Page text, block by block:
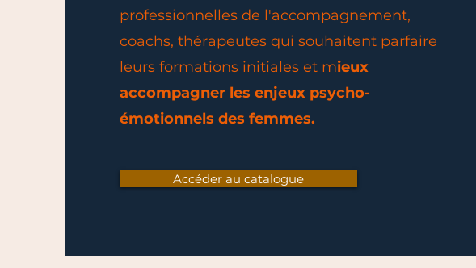
professionnelles de l'accompagnement,
coachs, thérapeutes qui souhaitent parfaire
leurs formations initiales et mieux
accompagner les enjeux psycho-
émotionnels des femmes.
Accéder au catalogue